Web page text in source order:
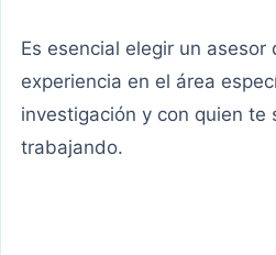
Es esencial elegir un asesor
experiencia en el área
investigación y con quien te
trabajando.